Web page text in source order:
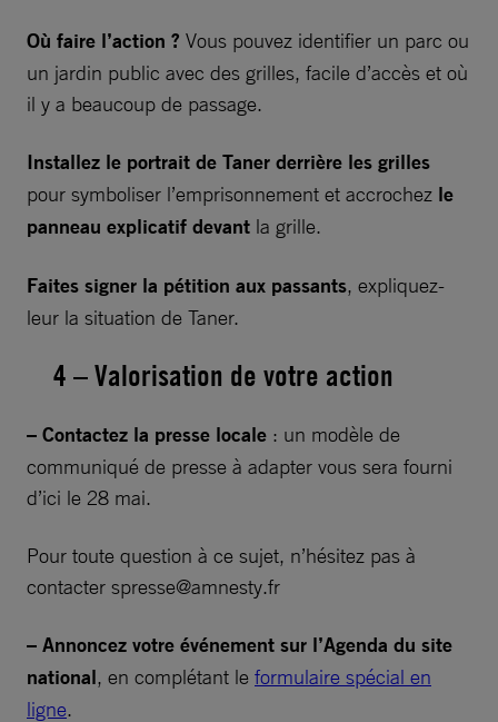
Où faire l’action ? Vous pouvez identifier un parc ou
un jardin public avec des grilles, facile d’accès et où
il y a beaucoup de passage.
Installez le portrait de Taner derrière les grilles
pour symboliser l’emprisonnement et accrochez le
panneau explicatif devant la grille.
Faites signer la pétition aux passants, expliquez-
leur la situation de Taner.
4 – Valorisation de votre action
– Contactez la presse locale : un modèle de
communiqué de presse à adapter vous sera fourni
d’ici le 28 mai.
Pour toute question à ce sujet, n’hésitez pas à
contacter spresse@amnesty.fr
– Annoncez votre événement sur l’Agenda du site
national, en complétant le formulaire spécial en
ligne.